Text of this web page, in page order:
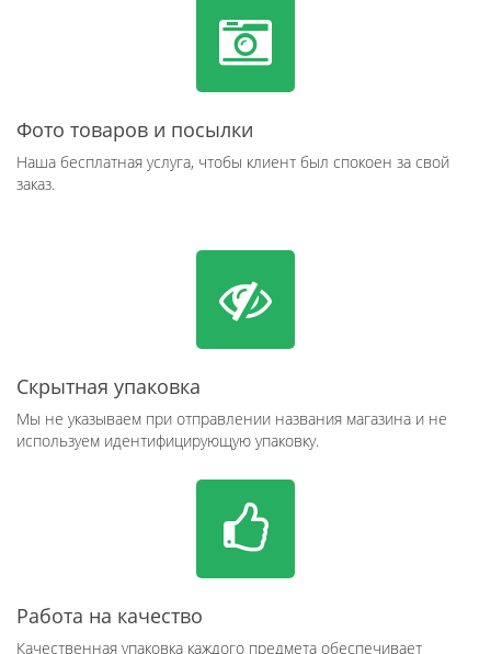
Фото товаров и посылки
Наша бесплатная услуга, чтобы клиент был спокоен за свой
заказ.
Скрытная упаковка
Мы не указываем при отправлении названия магазина и не
используем идентифицирующую упаковку.
Работа на качество
Качественная упаковка каждого предмета обеспечивает